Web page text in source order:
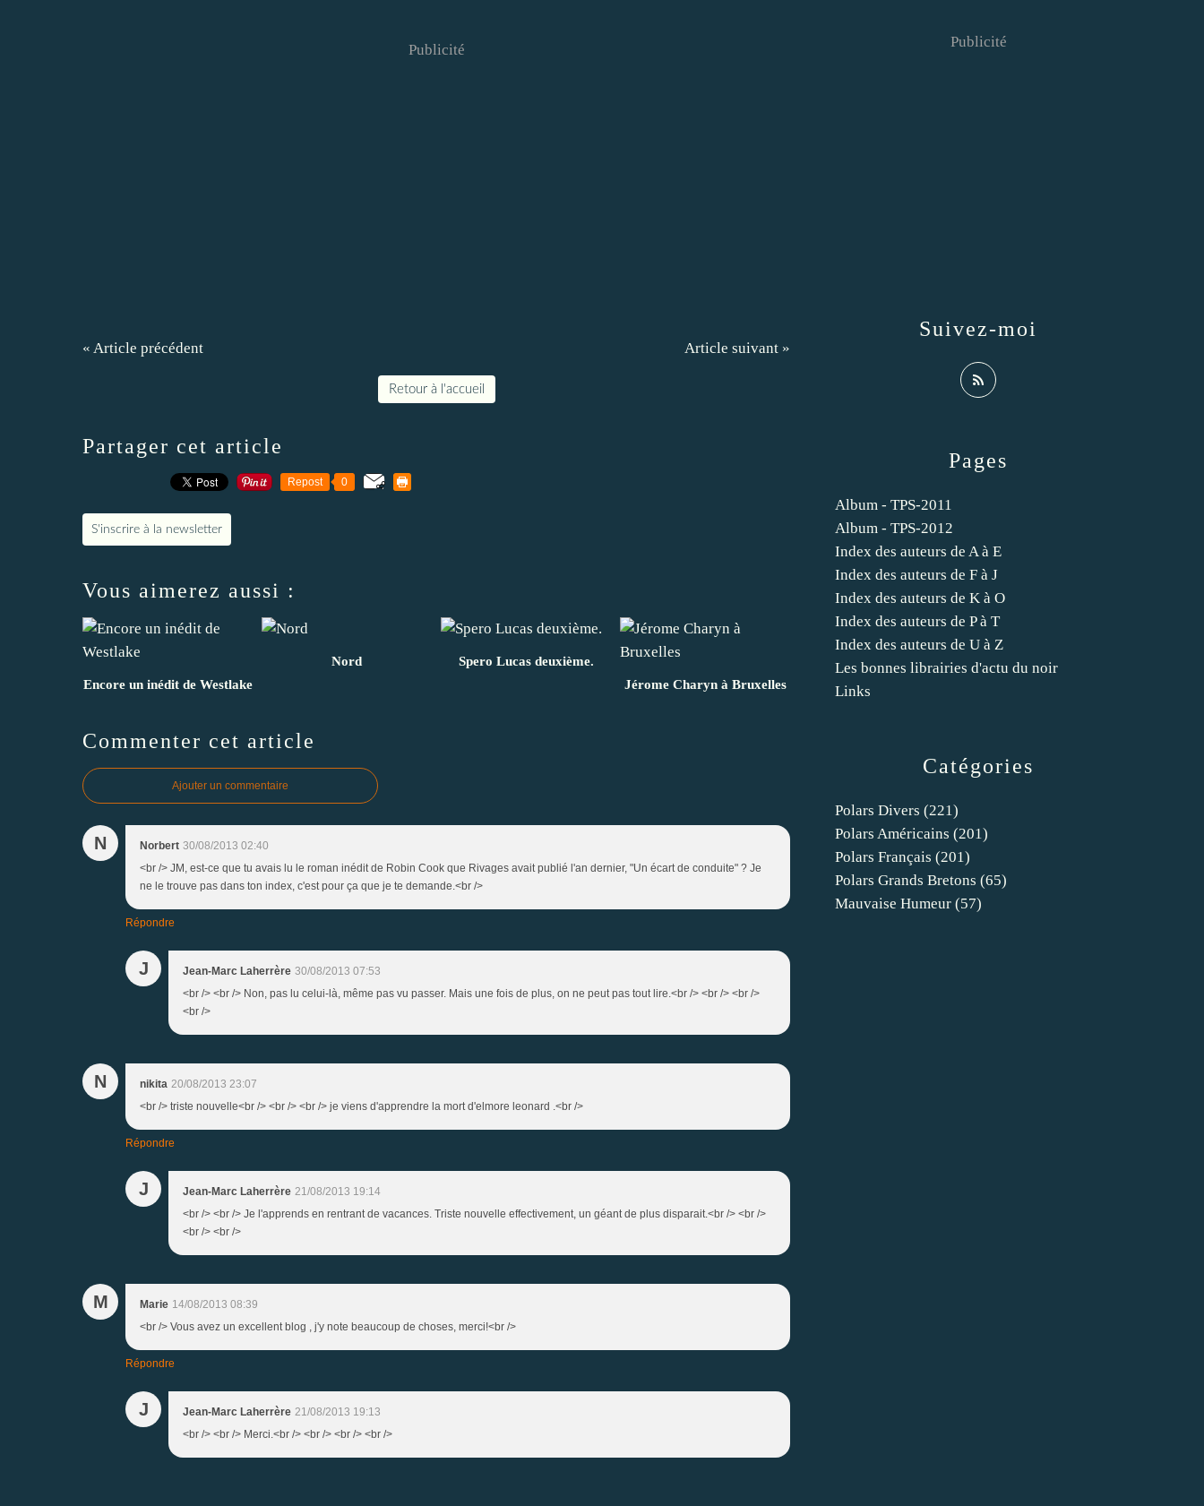
Publicité
« Article précédent Article suivant »
Retour à l'accueil
Partager cet article
Repost 0
S'inscrire à la newsletter
Vous aimerez aussi :
Encore un inédit de Westlake
Nord
Spero Lucas deuxième.
Jérome Charyn à Bruxelles
Commenter cet article
Ajouter un commentaire
N Norbert 30/08/2013 02:40
<br /> JM, est-ce que tu avais lu le roman inédit de Robin Cook que Rivages avait publié l'an dernier, "Un écart de conduite" ? Je
ne le trouve pas dans ton index, c'est pour ça que je te demande.<br />
Répondre
J Jean-Marc Laherrère 30/08/2013 07:53
<br /> <br /> Non, pas lu celui-là, même pas vu passer. Mais une fois de plus, on ne peut pas tout lire.<br /> <br /> <br />
<br />
N nikita 20/08/2013 23:07
<br /> triste nouvelle<br /> <br /> <br /> je viens d'apprendre la mort d'elmore leonard .<br />
Répondre
J Jean-Marc Laherrère 21/08/2013 19:14
<br /> <br /> Je l'apprends en rentrant de vacances. Triste nouvelle effectivement, un géant de plus disparait.<br /> <br />
<br /> <br />
M Marie 14/08/2013 08:39
<br /> Vous avez un excellent blog , j'y note beaucoup de choses, merci!<br />
Répondre
J Jean-Marc Laherrère 21/08/2013 19:13
<br /> <br /> Merci.<br /> <br /> <br /> <br />
Catégories
Polars Divers (221)
Polars Américains (201)
Polars Français (201)
Polars Grands Bretons (65)
Mauvaise Humeur (57)
Pages
Album - TPS-2011
Album - TPS-2012
Index des auteurs de A à E
Index des auteurs de F à J
Index des auteurs de K à O
Index des auteurs de P à T
Index des auteurs de U à Z
Les bonnes librairies d'actu du noir
Links
Suivez-moi
Publicité